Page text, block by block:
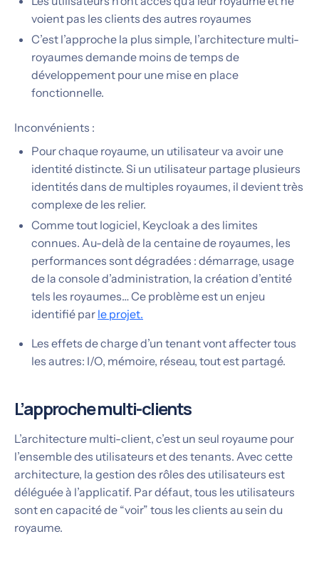
voient pas les clients des autres royaumes
C’est l’approche la plus simple, l’architecture multi-
royaumes demande moins de temps de
développement pour une mise en place
fonctionnelle.
Inconvénients :
Pour chaque royaume, un utilisateur va avoir une
identité distincte. Si un utilisateur partage plusieurs
identités dans de multiples royaumes, il devient très
complexe de les relier.
Comme tout logiciel, Keycloak a des limites
connues. Au-delà de la centaine de royaumes, les
performances sont dégradées : démarrage, usage
de la console d’administration, la création d’entité
tels les royaumes… Ce problème est un enjeu
identifié par le projet.
Les effets de charge d’un tenant vont affecter tous
les autres: I/O, mémoire, réseau, tout est partagé.
L’approche multi-clients
L’architecture multi-client, c’est un seul royaume pour
l’ensemble des utilisateurs et des tenants. Avec cette
architecture, la gestion des rôles des utilisateurs est
déléguée à l’applicatif. Par défaut, tous les utilisateurs
sont en capacité de “voir” tous les clients au sein du
royaume.